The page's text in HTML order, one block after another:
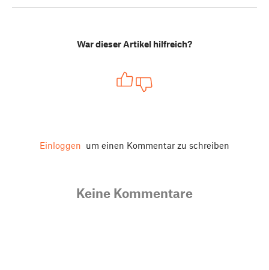
War dieser Artikel hilfreich?
Einloggen um einen Kommentar zu schreiben
Keine Kommentare